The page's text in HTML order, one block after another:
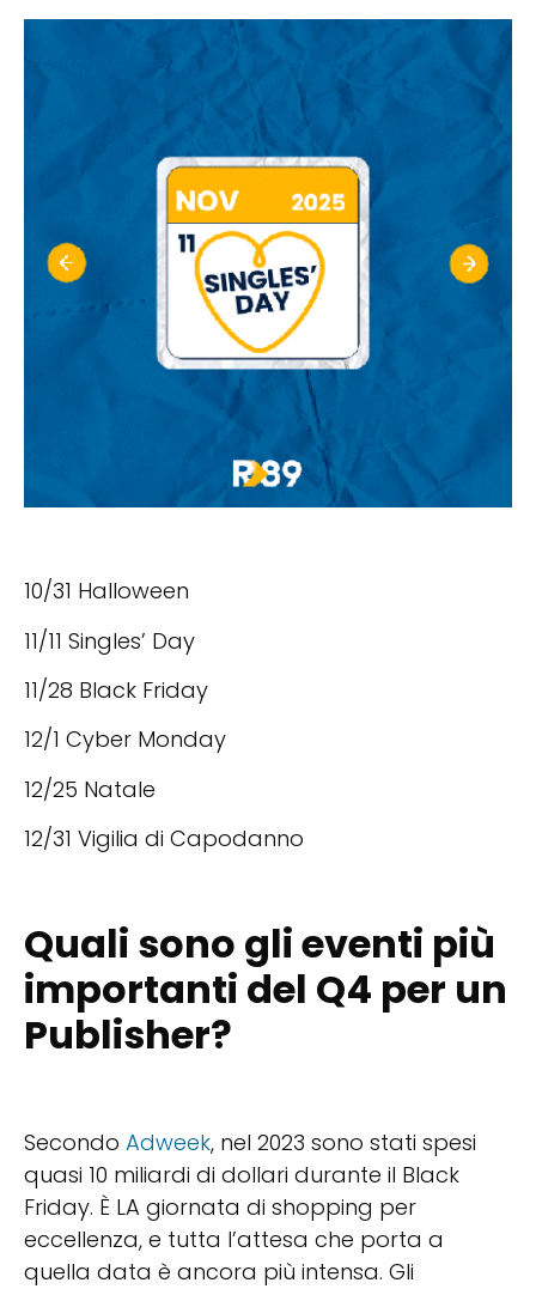
10/31 Halloween
11/11 Singles’ Day
11/28 Black Friday
12/1 Cyber Monday
12/25 Natale
12/31 Vigilia di Capodanno
Quali sono gli eventi più
importanti del Q4 per un
Publisher?
Secondo Adweek, nel 2023 sono stati spesi
quasi 10 miliardi di dollari durante il Black
Friday. È LA giornata di shopping per
eccellenza, e tutta l’attesa che porta a
quella data è ancora più intensa. Gli